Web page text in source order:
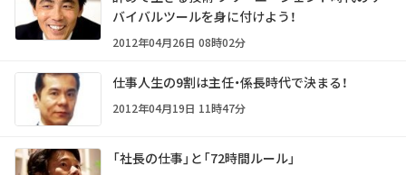
バイバルツールを身に付けよう！
2012年04月26日 08時02分
仕事人生の9割は主任・係長時代で決まる！
2012年04月19日 11時47分
「社長の仕事」と「72時間ルール」